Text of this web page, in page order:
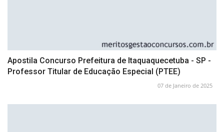
Apostila Concurso Prefeitura de Itaquaquecetuba - SP -
Professor Titular de Educação Especial (PTEE)
07 de Janeiro de 2025